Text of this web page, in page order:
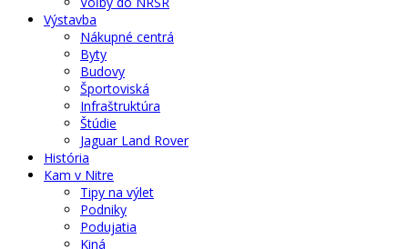
Výstavba
Nákupné centrá
Byty
Budovy
Športoviská
Infraštruktúra
Štúdie
Jaguar Land Rover
História
Kam v Nitre
Tipy na výlet
Podniky
Podujatia
Kiná